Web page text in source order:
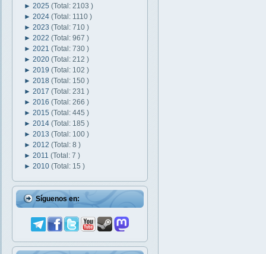
► 2025 (Total: 2103 )
► 2024 (Total: 1110 )
► 2023 (Total: 710 )
► 2022 (Total: 967 )
► 2021 (Total: 730 )
► 2020 (Total: 212 )
► 2019 (Total: 102 )
► 2018 (Total: 150 )
► 2017 (Total: 231 )
► 2016 (Total: 266 )
► 2015 (Total: 445 )
► 2014 (Total: 185 )
► 2013 (Total: 100 )
► 2012 (Total: 8 )
► 2011 (Total: 7 )
► 2010 (Total: 15 )
Síguenos en: